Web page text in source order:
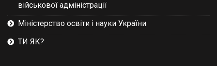
військової адміністрації
Міністерство освіти і науки України
ТИ ЯК?